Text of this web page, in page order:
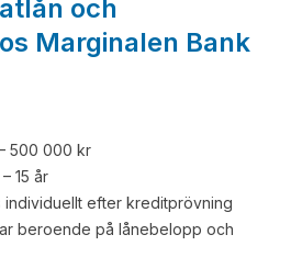
och
Marginalen Bank
500 000 kr
– 15 år
individuellt efter kreditprövning
beroende på lånebelopp och